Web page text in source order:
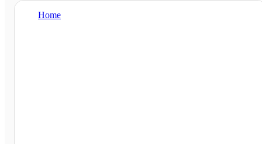
Home